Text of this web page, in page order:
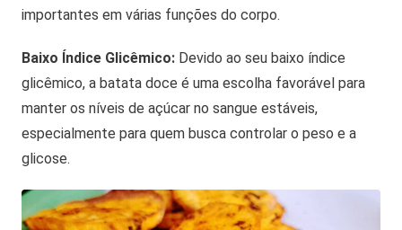
importantes em várias funções do corpo.
Baixo Índice Glicêmico: Devido ao seu baixo índice
glicêmico, a batata doce é uma escolha favorável para
manter os níveis de açúcar no sangue estáveis,
especialmente para quem busca controlar o peso e a
glicose.